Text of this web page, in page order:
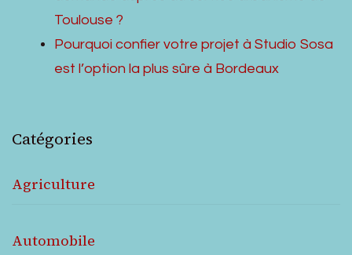
Toulouse ?
Pourquoi confier votre projet à Studio Sosa
est l’option la plus sûre à Bordeaux
Catégories
Agriculture
Automobile